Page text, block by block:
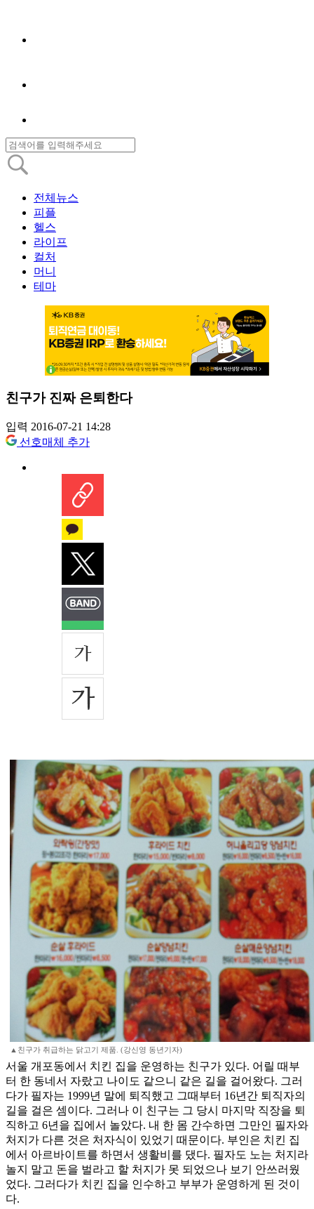
전체뉴스
피플
헬스
라이프
컬처
머니
테마
친구가 진짜 은퇴한다
입력 2016-07-21 14:28
선호매체 추가
▲친구가 취급하는 닭고기 제품. (강신영 동년기자)
서울 개포동에서 치킨 집을 운영하는 친구가 있다. 어릴 때부
터 한 동네서 자랐고 나이도 같으니 같은 길을 걸어왔다. 그러
다가 필자는 1999년 말에 퇴직했고 그때부터 16년간 퇴직자의
길을 걸은 셈이다. 그러나 이 친구는 그 당시 마지막 직장을 퇴
직하고 6년을 집에서 놀았다. 내 한 몸 간수하면 그만인 필자와
처지가 다른 것은 처자식이 있었기 때문이다. 부인은 치킨 집
에서 아르바이트를 하면서 생활비를 댔다. 필자도 노는 처지라
놀지 말고 돈을 벌라고 할 처지가 못 되었으나 보기 안쓰러웠
었다. 그러다가 치킨 집을 인수하고 부부가 운영하게 된 것이
다.